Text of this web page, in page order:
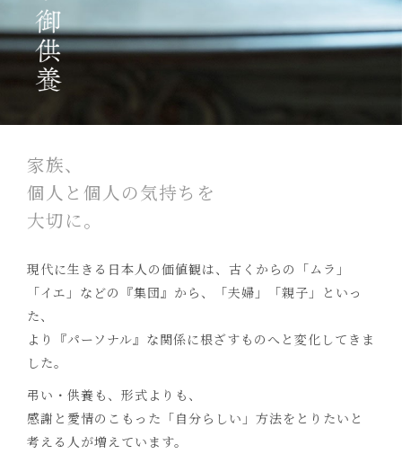
家族、
個人と個人の気持ちを
大切に。
現代に生きる日本人の価値観は、古くからの「ムラ」
「イエ」などの『集団』から、「夫婦」「親子」といっ
た、
より『パーソナル』な関係に根ざすものへと変化してきま
した。
弔い・供養も、形式よりも、
感謝と愛情のこもった「自分らしい」方法をとりたいと
考える人が増えています。